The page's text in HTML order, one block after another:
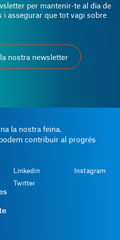
la nostra feina.
contribuir al progrés
Linkedin
Twitter
Instagram
per mantenir-te al dia de
assegurar que tot vagi sobre
nostra newsletter